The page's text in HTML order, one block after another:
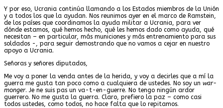
Y por eso, Ucrania continúa llamando a los Estados miembros de la Unión
y a todos los que la ayudan. Nos reunimos ayer en el marco de Ramstein,
de los países que coordinamos la ayuda militar a Ucrania, para ver
dónde estamos, qué hemos hecho, qué les hemos dado como ayuda, qué
necesitan – en particular, más municiones y más entrenamiento para sus
soldados -, para seguir demostrando que no vamos a cejar en nuestro
apoyo a Ucrania.
Señoras y señores diputados,
Me voy a poner la venda antes de la herida, y voy a decirles que a mí la
guerra me gusta tan poco como a cualquiera de ustedes. No soy un war-
monger. Je ne suis pas un va-t-en-guerre. No tengo ningún ardor
guerrero. No me gusta la guerra. Claro, prefiero la paz – como casi
todos ustedes, como todos, no hace falta que lo repitamos.